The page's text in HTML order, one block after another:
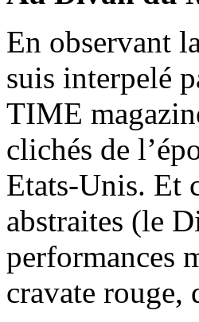
En observant
suis interpelé
TIME
clichés de
Etats-Unis. Et
abstraites (le
performances
cravate rouge,